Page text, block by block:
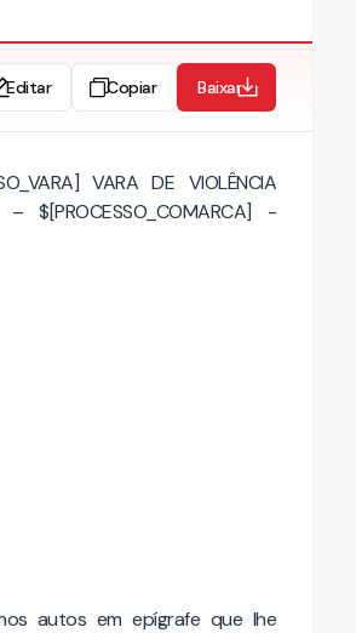
Editar Copiar Baixar
VARA DE VIOLÊNCIA
$[PROCESSO_COMARCA] -
autos em epígrafe que lhe